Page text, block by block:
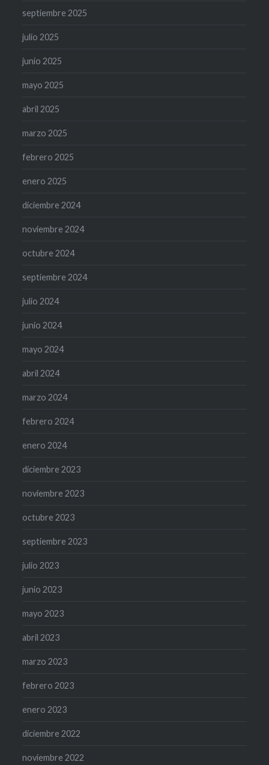
septiembre 2025
julio 2025
junio 2025
mayo 2025
abril 2025
marzo 2025
febrero 2025
enero 2025
diciembre 2024
noviembre 2024
octubre 2024
septiembre 2024
julio 2024
junio 2024
mayo 2024
abril 2024
marzo 2024
febrero 2024
enero 2024
diciembre 2023
noviembre 2023
octubre 2023
septiembre 2023
julio 2023
junio 2023
mayo 2023
abril 2023
marzo 2023
febrero 2023
enero 2023
diciembre 2022
noviembre 2022